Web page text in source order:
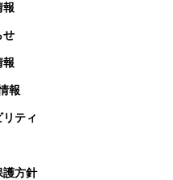
報
せ
報
報
ティ
護方針